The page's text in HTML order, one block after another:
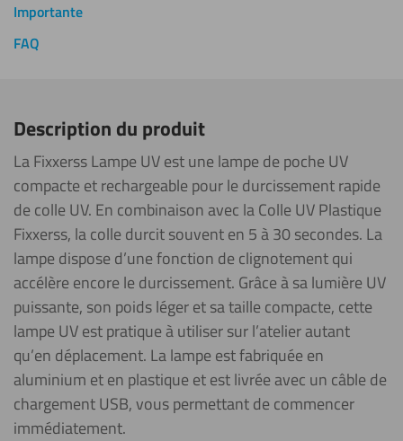
Importante
FAQ
Description du produit
La Fixxerss Lampe UV est une lampe de poche UV
compacte et rechargeable pour le durcissement rapide
de colle UV. En combinaison avec la Colle UV Plastique
Fixxerss, la colle durcit souvent en 5 à 30 secondes. La
lampe dispose d’une fonction de clignotement qui
accélère encore le durcissement. Grâce à sa lumière UV
puissante, son poids léger et sa taille compacte, cette
lampe UV est pratique à utiliser sur l’atelier autant
qu’en déplacement. La lampe est fabriquée en
aluminium et en plastique et est livrée avec un câble de
chargement USB, vous permettant de commencer
immédiatement.